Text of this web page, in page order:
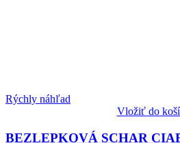
Rýchly náhľad
Vložiť do
BEZLEPKOVÁ SCHAR